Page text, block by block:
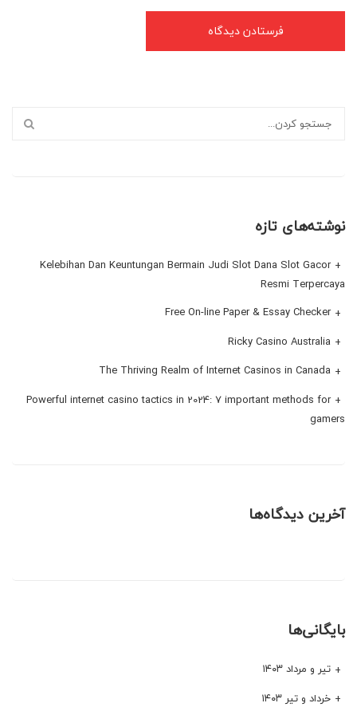
نوشته‌های تازه
Kelebihan Dan Keuntungan Bermain Judi Slot Dana Slot Gacor
Resmi Terpercaya
Free On-line Paper & Essay Checker
Ricky Casino Australia
The Thriving Realm of Internet Casinos in Canada
Powerful internet casino tactics in 2024: 7 important methods for
gamers
آخرین دیدگاه‌ها
بایگانی‌ها
تیر و مرداد ۱۴۰۳
خرداد و تیر ۱۴۰۳